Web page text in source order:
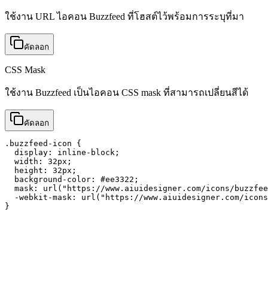
ใช้งาน URL ไอคอน Buzzfeed ที่โฮสต์ไว้พร้อมการระบุที่มา
คัดลอก
CSS Mask
ใช้งาน Buzzfeed เป็นไอคอน CSS mask ที่สามารถเปลี่ยนสีได้
คัดลอก
.buzzfeed-icon {
  display: inline-block;
  width: 32px;
  height: 32px;
  background-color: #ee3322;
mask: url("https://www.aiuidesigner.com/icons/
-webkit-mask: url("https://www.aiuidesigner.com/
}